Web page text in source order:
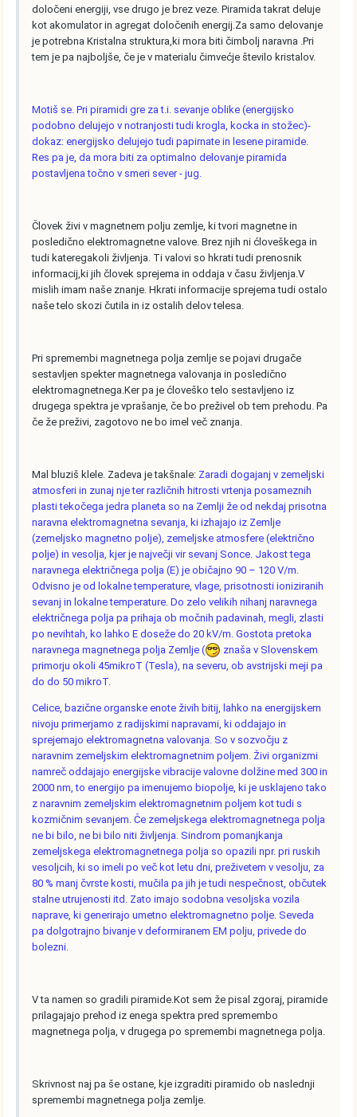
določeni energiji, vse drugo je brez veze. Piramida takrat deluje
kot akomulator in agregat določenih energij.Za samo delovanje
je potrebna Kristalna struktura,ki mora biti čimbolj naravna .Pri
tem je pa najboljše, če je v materialu čimvećje število kristalov.
Motiš se. Pri piramidi gre za t.i. sevanje oblike (energijsko
podobno delujejo v notranjosti tudi krogla, kocka in stožec)-
dokaz: energijsko delujejo tudi papirnate in lesene piramide.
Res pa je, da mora biti za optimalno delovanje piramida
postavljena točno v smeri sever - jug.
Človek živi v magnetnem polju zemlje, ki tvori magnetne in
posledično elektromagnetne valove. Brez njih ni ćloveškega in
tudi kateregakoli življenja. Ti valovi so hkrati tudi prenosnik
informacij,ki jih človek sprejema in oddaja v času življenja.V
mislih imam naše znanje. Hkrati informacije sprejema tudi ostalo
naše telo skozi čutila in iz ostalih delov telesa.
Pri spremembi magnetnega polja zemlje se pojavi drugače
sestavljen spekter magnetnega valovanja in posledično
elektromagnetnega.Ker pa je ćloveško telo sestavljeno iz
drugega spektra je vprašanje, če bo preživel ob tem prehodu. Pa
če že preživi, zagotovo ne bo imel več znanja.
Mal bluziš klele. Zadeva je takšnale: Zaradi dogajanj v zemeljski
atmosferi in zunaj nje ter različnih hitrosti vrtenja posameznih
plasti tekočega jedra planeta so na Zemlji že od nekdaj prisotna
naravna elektromagnetna sevanja, ki izhajajo iz Zemlje
(zemeljsko magnetno polje), zemeljske atmosfere (električno
polje) in vesolja, kjer je največji vir sevanj Sonce. Jakost tega
naravnega električnega polja (E) je običajno 90 – 120 V/m.
Odvisno je od lokalne temperature, vlage, prisotnosti ioniziranih
sevanj in lokalne temperature. Do zelo velikih nihanj naravnega
električnega polja pa prihaja ob močnih padavinah, megli, zlasti
po nevihtah, ko lahko E doseže do 20 kV/m. Gostota pretoka
naravnega magnetnega polja Zemlje (
znaša v Slovenskem
primorju okoli 45mikroT (Tesla), na severu, ob avstrijski meji pa
do do 50 mikroT.
Celice, bazične organske enote živih bitij, lahko na energijskem
nivoju primerjamo z radijskimi napravami, ki oddajajo in
sprejemajo elektromagnetna valovanja. So v sozvočju z
naravnim zemeljskim elektromagnetnim poljem. Živi organizmi
namreč oddajajo energijske vibracije valovne dolžine med 300 in
2000 nm, to energijo pa imenujemo biopolje, ki je usklajeno tako
z naravnim zemeljskim elektromagnetnim poljem kot tudi s
kozmičnim sevanjem. Če zemeljskega elektromagnetnega polja
ne bi bilo, ne bi bilo niti življenja. Sindrom pomanjkanja
zemeljskega elektromagnetnega polja so opazili npr. pri ruskih
vesoljcih, ki so imeli po več kot letu dni, preživetem v vesolju, za
80 % manj čvrste kosti, mučila pa jih je tudi nespečnost, občutek
stalne utrujenosti itd. Zato imajo sodobna vesoljska vozila
naprave, ki generirajo umetno elektromagnetno polje. Seveda
pa dolgotrajno bivanje v deformiranem EM polju, privede do
bolezni.
V ta namen so gradili piramide.Kot sem že pisal zgoraj, piramide
prilagajajo prehod iz enega spektra pred spremembo
magnetnega polja, v drugega po spremembi magnetnega polja.
Skrivnost naj pa še ostane, kje izgraditi piramido ob naslednji
spremembi magnetnega polja zemlje.